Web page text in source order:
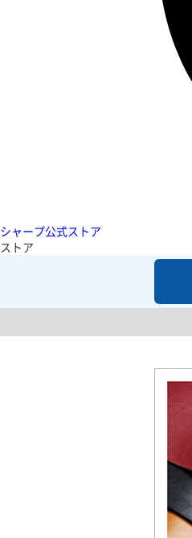
シャープ公式ストア
ストア